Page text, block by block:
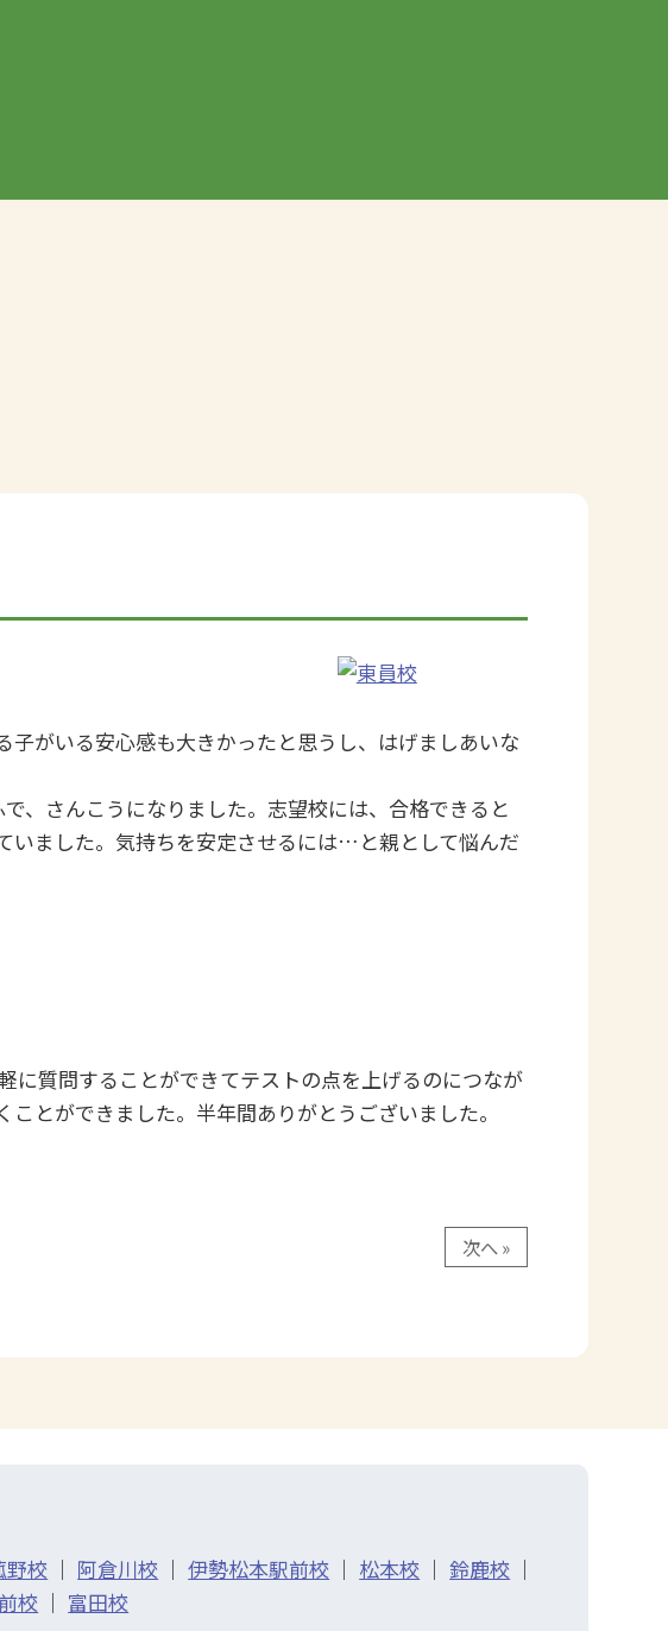
がいる安心感も大きかったと思うし、はげましあいな
、さんこうになりました。志望校には、合格できると
いました。気持ちを安定させるには…と親として悩んだ
に質問することができてテストの点を上げるのにつなが
とができました。半年間ありがとうございました。
次へ »
野校 ｜ 阿倉川校 ｜伊勢松本駅前校 ｜ 松本校 ｜鈴鹿校 ｜
校 ｜ 富田校